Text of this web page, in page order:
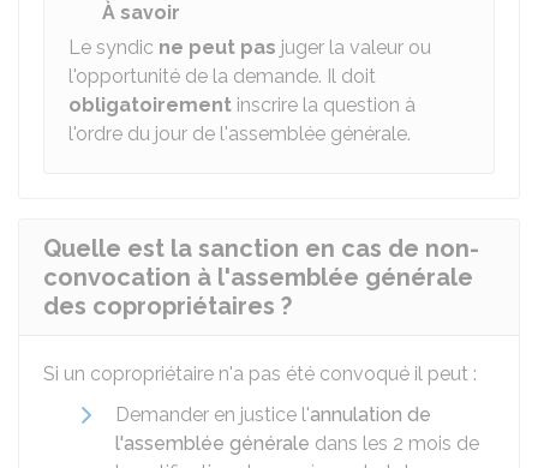
À savoir
Le syndic ne peut pas juger la valeur ou
l'opportunité de la demande. Il doit
obligatoirement inscrire la question à
l'ordre du jour de l'assemblée générale.
Quelle est la sanction en cas de non-
convocation à l'assemblée générale
des copropriétaires ?
Si un copropriétaire n'a pas été convoqué il peut :
Demander en justice l'annulation de
l'assemblée générale dans les 2 mois de